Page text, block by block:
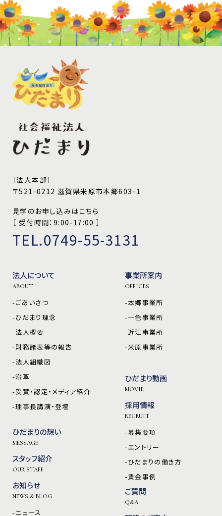
［法人本部］
〒521-0212 滋賀県米原市本郷603-1
見学のお申し込みはこちら
［ 受付時間：9:00-17:00 ］
TEL.0749-55-3131
法人について
ABOUT
-ごあいさつ
-ひだまり理念
-法人概要
-財務諸表等の報告
-法人組織図
-沿革
-受賞・認定・メディア紹介
-理事長講演・登壇
ひだまりの想い
MESSAGE
スタッフ紹介
OUR STAFF
お知らせ
NEWS & BLOG
-ニュース
事業所案内
OFFICES
-本郷事業所
-一色事業所
-近江事業所
-米原事業所
ひだまり動画
MOVIE
採用情報
RECRUIT
-募集要項
-エントリー
-ひだまりの働き方
-賃金事例
ご質問
Q&A